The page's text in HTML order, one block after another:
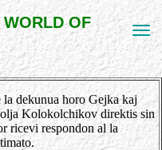
OF
la dekunua horo Gejka kaj
Kolokolchikov direktis sin
ricevi respondon al la